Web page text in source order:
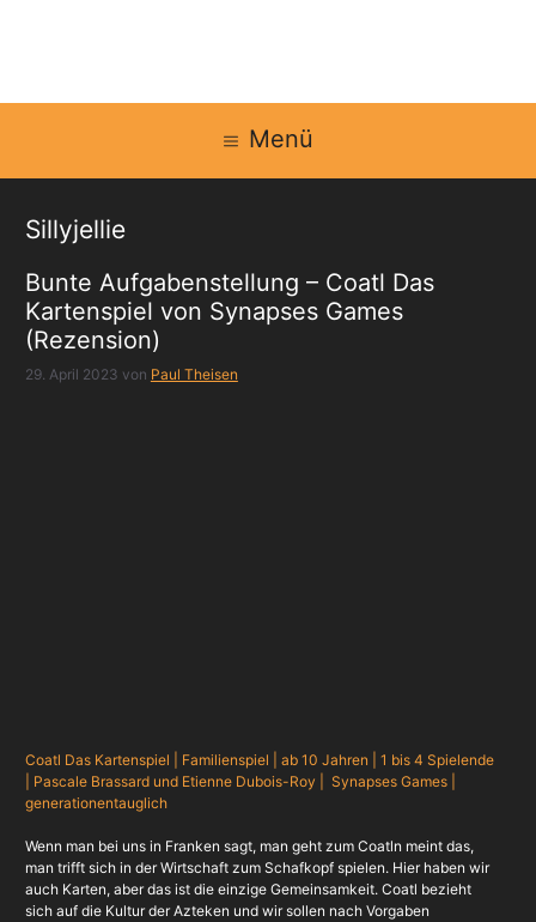
Menü
Sillyjellie
Bunte Aufgabenstellung – Coatl Das
Kartenspiel von Synapses Games
(Rezension)
29. April 2023 von Paul Theisen
Coatl Das Kartenspiel | Familienspiel | ab 10 Jahren | 1 bis 4 Spielende
| Pascale Brassard und Etienne Dubois-Roy | Synapses Games |
generationentauglich
Wenn man bei uns in Franken sagt, man geht zum Coatln meint das,
man trifft sich in der Wirtschaft zum Schafkopf spielen. Hier haben wir
auch Karten, aber das ist die einzige Gemeinsamkeit. Coatl bezieht
sich auf die Kultur der Azteken und wir sollen nach Vorgaben